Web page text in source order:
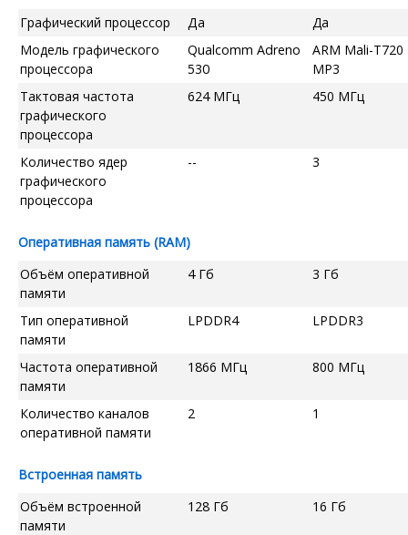
Графический процессор
Да
Да
Модель графического
процессора
Qualcomm Adreno
530
ARM Mali-T720
MP3
Тактовая частота
графического
процессора
624 МГц 450 МГц
Количество ядер
графического
процессора
-- 3
Оперативная память (RAM)
Объём оперативной
памяти
4 Гб 3 Гб
Тип оперативной
памяти
LPDDR4 LPDDR3
Частота оперативной
памяти
1866 МГц 800 МГц
Количество каналов
оперативной памяти
2 1
Встроенная память
Объём встроенной
памяти
128 Гб 16 Гб